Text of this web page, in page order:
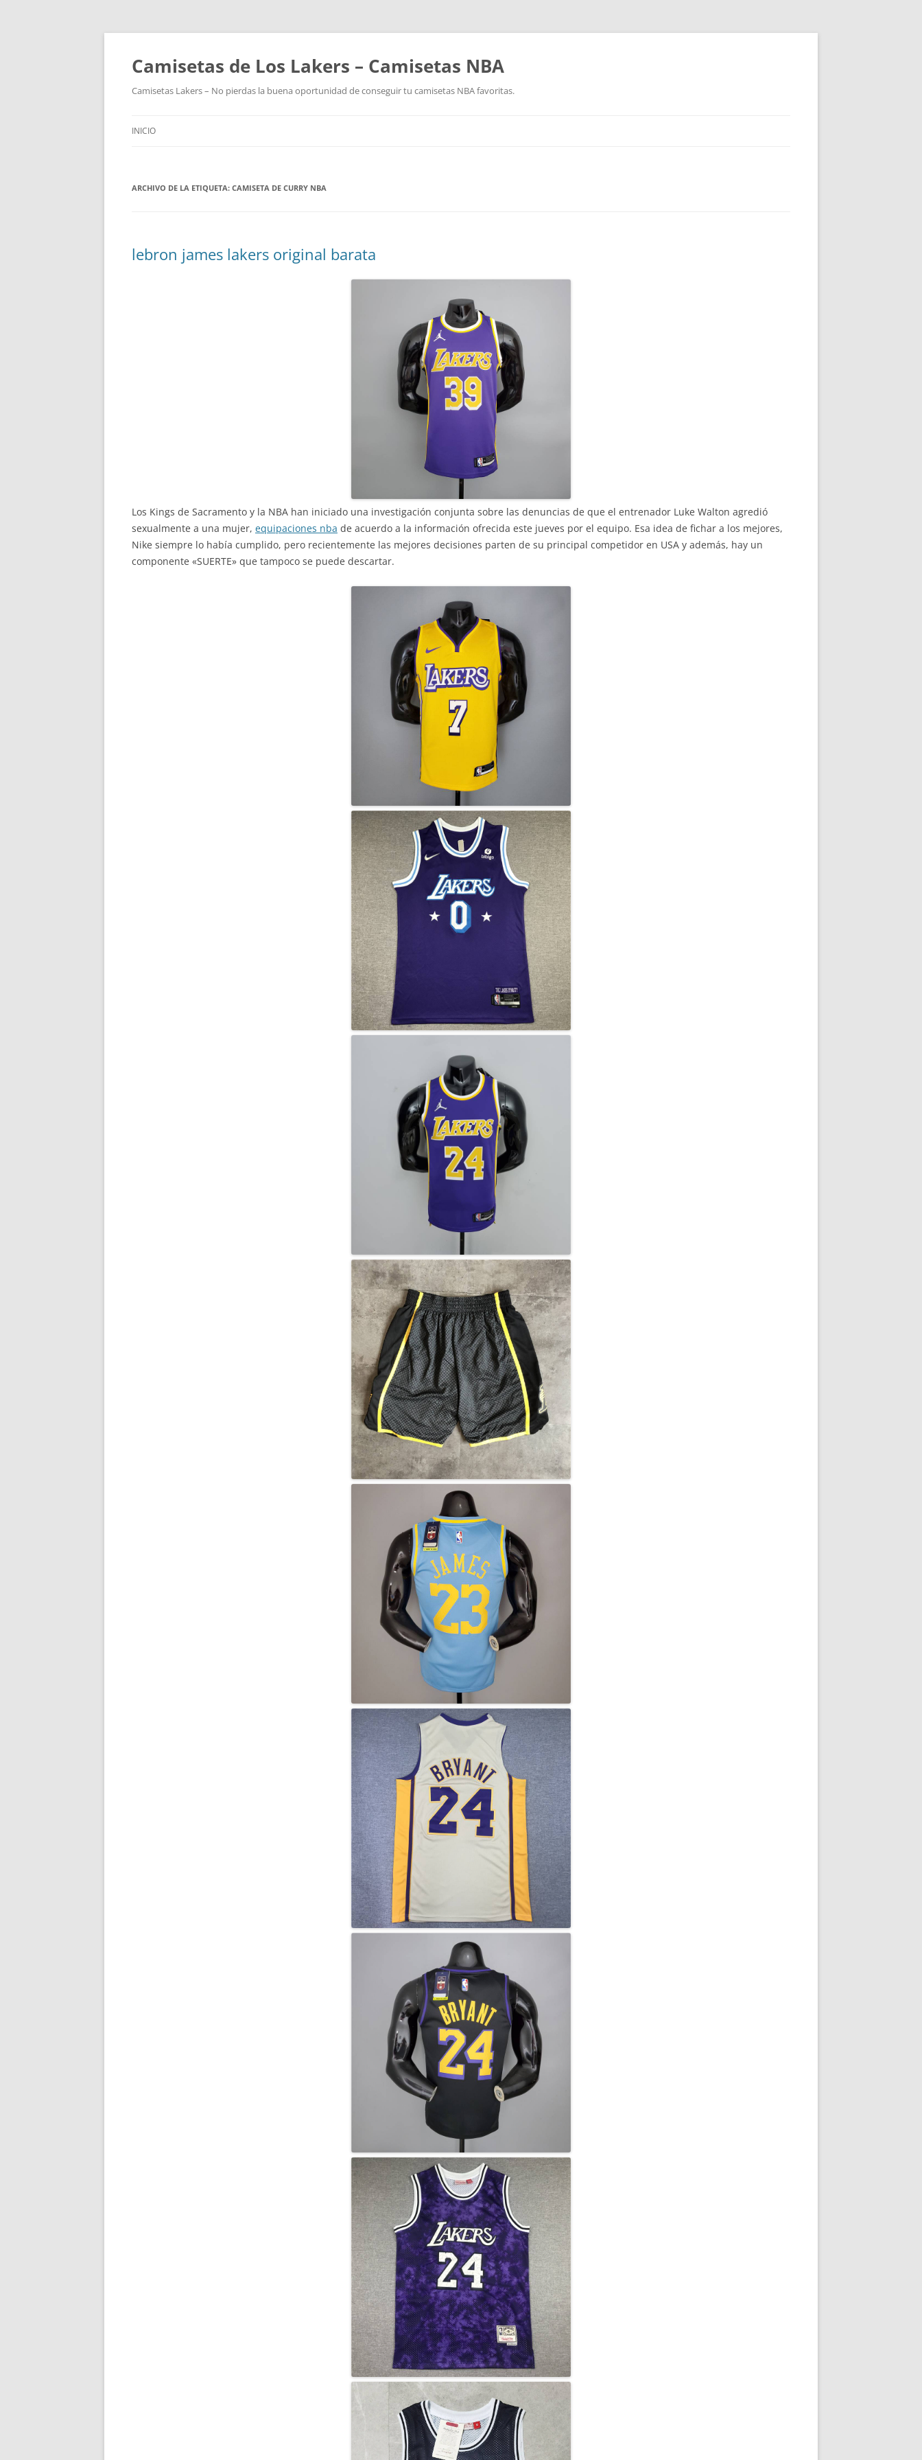
Camisetas de Los Lakers – Camisetas NBA
Camisetas Lakers – No pierdas la buena oportunidad de conseguir tu camisetas NBA favoritas.
INICIO
ARCHIVO DE LA ETIQUETA: CAMISETA DE CURRY NBA
lebron james lakers original barata
Los Kings de Sacramento y la NBA han iniciado una investigación conjunta sobre las denuncias de que el entrenador Luke Walton agredió
sexualmente a una mujer, equipaciones nba de acuerdo a la información ofrecida este jueves por el equipo. Esa idea de fichar a los mejores,
Nike siempre lo había cumplido, pero recientemente las mejores decisiones parten de su principal competidor en USA y además, hay un
componente «SUERTE» que tampoco se puede descartar.